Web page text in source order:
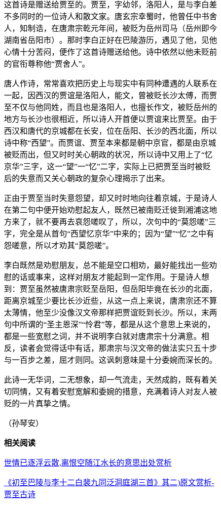
这首诗是赠送给贾至的。贾至，字幼邻，洛阳人，是与李白差
不多同时的一位诗人和散文家。唐玄宗幸蜀时，他曾任中书舍
人，知制诰，在唐肃宗乾元年间，被贬为岳州司马（岳州即今
湖南省岳阳市）。那时李白正好在巴陵游历，遇见了他，见他
心情十分苦闷，便作了这首诗赠送给他。诗中依然以他未贬前
的官衔尊称他“贾舍人”。
唐人作诗，常常喜欢把历史上与现实中有同种遭遇的人联系在
一起，因西汉的贾谊是洛阳人，能文，曾被贬长沙太傅，而贾
至不仅与他同姓，而且也是洛阳人，也擅长作文，被贬岳州的
地方与长沙也很相近，所以诗人开首便以贾谊来比贾至。由于
西汉和唐代的京城都在长安，位在岳阳、长沙的西北面，所以
诗中称“西望”。而贾谊、贾至本来都是朝中京官，都是由京城
被贬而出，但又时时关心朝政的状况，所以诗中又用上了“忆
京华”三字，这一“望”一“忆”二字，实际上已把贾至当时被贬
后的失意而又关心朝政的复杂心理揭示了出来。
正由于贾至当时失意怨望，却又时时地向往着京城，于是诗人
在第二句中便开始劝慰起友人，既然已被南贬迁徙到湘浦这地
方来了，就不要再去哀怨嗟叹了，所以，次句中的“莫怨嗟”三
字，完全是从首句“西望忆京华”中来的；因为“望”“忆”之中有
怨嗟意，所以才劝其“莫怨嗟”。
李白既然是劝慰朋友，总不能是空口相劝，最好能找出一些劝
慰的话或事来，这样对朋友才能起到一定作用。于是诗人想
到：贾至虽然被唐肃宗贬至岳阳，但岳阳毕竟在长沙的北面，
距离京城至少要比长沙近些，从这一点上来说，唐肃宗还不算
太薄情，他至少没像汉文帝那样把贾谊贬到长沙。所以，末两
句中所谓的“圣主恩深”“怜君”等，都是从这个意思上来说的，
都是一些宽慰之词，并不说明李白就对唐肃宗十分满意。相
反，读者会觉得话中有话，那肃宗与汉文帝的做法实只五十步
与一百步之差，屈才则同。这讽刺意味是十分委婉而深长的。
此诗一无华词，二无想象，却一气流走，天然成韵，既有着关
切同情，又有着安慰宽解和委婉的措意，充满着诗人对友人被
贬的一片真挚之情。
（孙琴安）
相关阅读
世情已逐浮云散,离恨空随江水长的意思出处赏析
《初至巴陵与李十二白裴九同泛洞庭湖三首》其二)原文赏析-
贾至古诗